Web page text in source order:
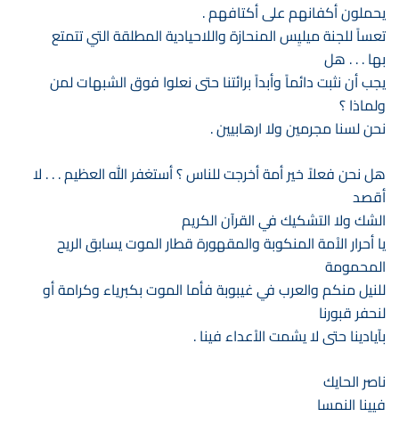
يحملون أكفانهم على أكتافهم .
تعساً للجنة ميليِس المنحازة واللاحيادية المطلقة التي تتمتع
بها . . . هل
يجب أن نثبت دائماً وأبداً برائتنا حتى نعلوا فوق الشبهات لمن
ولماذا ؟
نحن لسنا مجرمين ولا ارهابيين .
هل نحن فعلاً خير أمة أخرجت للناس ؟ أستغفر الله العظيم . . . لا
أقصد
الشك ولا التشكيك في القرآن الكريم
يا أحرار الاْمة المنكوبة والمقهورة قطار الموت يسابق الريح
المحمومة
للنيل منكم والعرب في غيبوبة فأما الموت بكبرياء وكرامة أو
لنحفر قبورنا
بآيادينا حتى لا يشمت الاْعداء فينا .
ناصر الحايك
فيينا النمسا